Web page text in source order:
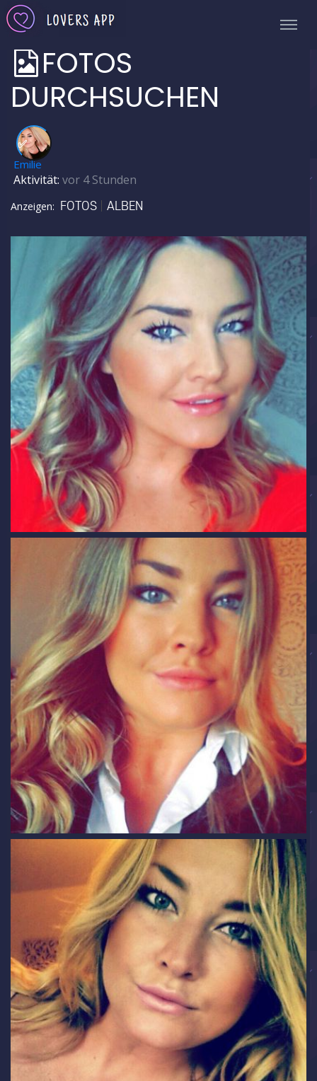
FOTOS
DURCHSUCHEN
✅
Emilie
Aktivität: vor 4 Stunden
Anzeigen: FOTOS ALBEN